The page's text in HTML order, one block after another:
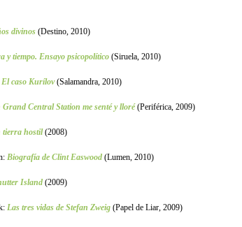
divinos (Destino, 2010)
y tiempo. Ensayo psicopolítico (Siruela, 2010)
El caso Kurílov(Salamandra, 2010)
Grand Central Station me senté y lloré(Periférica, 2009)
tierra hostil(2008)
Biografía de Clint Easwood (Lumen, 2010)
Island (2009)
Las tres vidas de Stefan Zweig (Papel de Liar, 2009)